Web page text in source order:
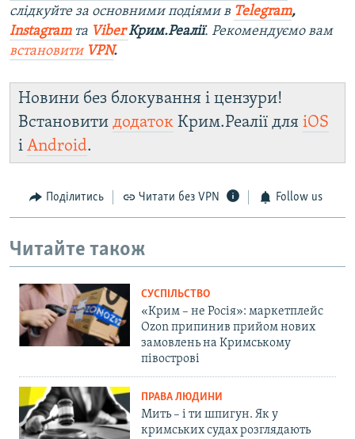
слідкуйте за основними подіями в Telegram,
Instagramта ViberКрим.Реалії. Рекомендуємо вам
встановити VPN.
Новини без блокування і цензури!
Встановити додаток Крим.Реалії для iOS
і Android.
Поділитись Читати без VPN Follow us
Читайте також
СУСПІЛЬСТВО
«Крим – не Росія»: маркетплейс
Ozon припинив прийом нових
замовлень на Кримському
півострові
ПРАВА ЛЮДИНИ
Мить – і ти шпигун. Як у
кримських судах розглядають